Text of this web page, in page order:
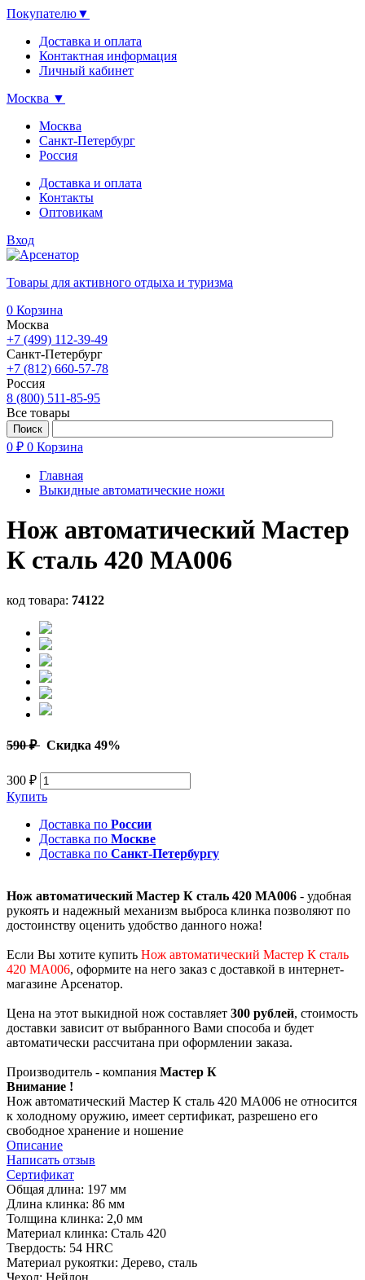
Покупателю▼
Доставка и оплата
Контактная информация
Личный кабинет
Москва ▼
Москва
Санкт-Петербург
Россия
Доставка и оплата
Контакты
Оптовикам
Вход
Товары для активного отдыха и туризма
0 Корзина
Москва
+7 (499) 112-39-49
Санкт-Петербург
+7 (812) 660-57-78
Россия
8 (800) 511-85-95
Все товары
0 ₽ 0 Корзина
Главная
Выкидные автоматические ножи
Нож автоматический Мастер
К сталь 420 MA006
код товара: 74122
590 ₽ Скидка 49%
300 ₽
Купить
Доставка по России
Доставка по Москве
Доставка по Санкт-Петербургу
Нож автоматический Мастер К сталь 420 MA006 - удобная
рукоять и надежный механизм выброса клинка позволяют по
достоинству оценить удобство данного ножа!
Если Вы хотите купить Нож автоматический Мастер К сталь
420 MA006, оформите на него заказ с доставкой в интернет-
магазине Арсенатор.
Цена на этот выкидной нож составляет 300 рублей, стоимость
доставки зависит от выбранного Вами способа и будет
автоматически рассчитана при оформлении заказа.
Производитель - компания Мастер К
Внимание !
Нож автоматический Мастер К сталь 420 MA006 не относится
к холодному оружию, имеет сертификат, разрешено его
свободное хранение и ношение
Описание
Написать отзыв
Сертификат
Общая длина: 197 мм
Длина клинка: 86 мм
Толщина клинка: 2,0 мм
Материал клинка: Сталь 420
Твердость: 54 HRC
Материал рукоятки: Дерево, сталь